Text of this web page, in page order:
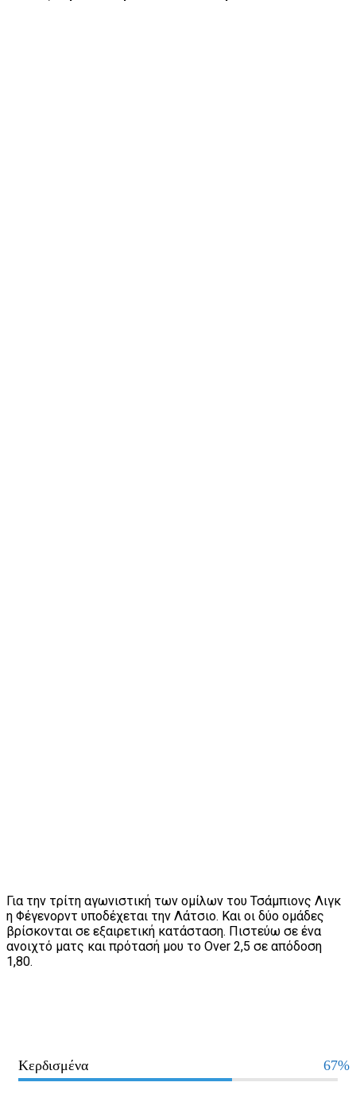
Για την τρίτη αγωνιστική των ομίλων του Τσάμπιονς Λιγκ
η Φέγενορντ υποδέχεται την Λάτσιο. Και οι δύο ομάδες
βρίσκονται σε εξαιρετική κατάσταση. Πιστεύω σε ένα
ανοιχτό ματς και πρότασή μου το Over 2,5 σε απόδοση
1,80.
Κερδισμένα 67%